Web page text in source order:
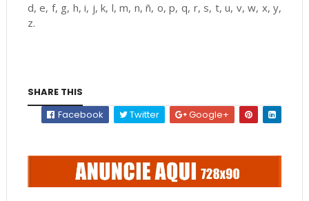
d, e, f, g, h, i, j, k, l, m, n, ñ, o, p, q, r, s, t, u, v, w, x, y,
z.
SHARE THIS
Facebook
Twitter Google+